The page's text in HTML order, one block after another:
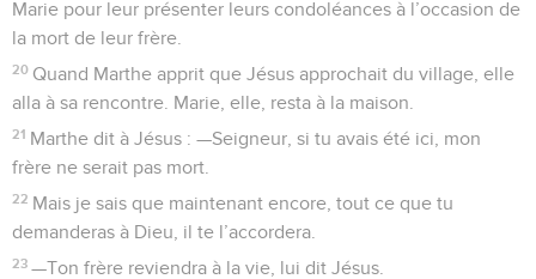
Marie pour leur présenter leurs condoléances à l’occasion de
la mort de leur frère.
20 Quand Marthe apprit que Jésus approchait du village, elle
alla à sa rencontre. Marie, elle, resta à la maison.
21 Marthe dit à Jésus : —Seigneur, si tu avais été ici, mon
frère ne serait pas mort.
22 Mais je sais que maintenant encore, tout ce que tu
demanderas à Dieu, il te l’accordera.
23 —Ton frère reviendra à la vie, lui dit Jésus.